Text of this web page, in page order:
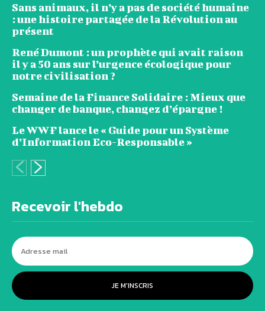
Sans animaux, il n’y a pas de société humaine
: une histoire partagée de la Révolution au
présent
René Dumont : un prophète qui avait raison
il y a 50 ans sur l’urgence écologique pour
notre civilisation ?
Semaine de la Finance Solidaire : Mieux que
changer de banque, changez d’épargne !
Le WWF lance le « Guide pour un Système
d’Information Eco-Responsable »
Recevoir l'hebdo
JE M'INSCRIS